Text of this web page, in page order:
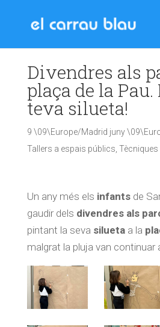
Divendres als
plaça de la
teva silueta!
9 \09\Europe/Madrid juny
Tallers a espais públics
Un any més els infantsde
gaudir dels divendres als
pintant la seva siluetaa la
malgrat la pluja van continuar